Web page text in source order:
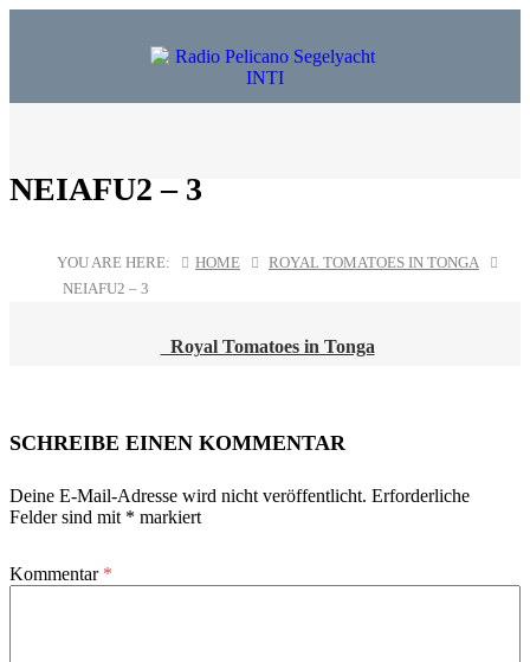
NEIAFU2 – 3
YOU ARE HERE: HOME
ROYAL TOMATOES IN TONGA
NEIAFU2 – 3
Royal Tomatoes in Tonga
SCHREIBE EINEN KOMMENTAR
Deine E-Mail-Adresse wird nicht veröffentlicht. Erforderliche
Felder sind mit * markiert
Kommentar *